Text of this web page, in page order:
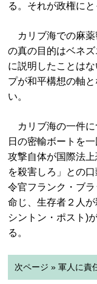
る。それが政権に
カリブ海での麻薬
の真の目的はベネ
に説明したことは
プが和平構想の軸
い。
カリブ海の一件に
日の密輸ボートを
攻撃自体が国際法
を殺害しろ」との
令官フランク・ブ
命じ、生存者２人
シントン・ポスト)
る。
次ページ » 軍人に責